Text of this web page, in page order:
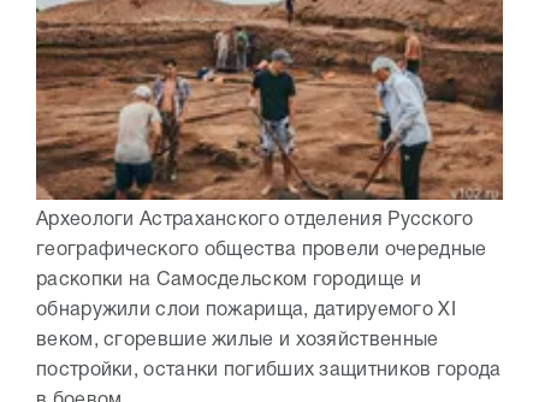
Археологи Астраханского отделения Русского
географического общества провели очередные
раскопки на Самосдельском городище и
обнаружили слои пожарища, датируемого XI
веком, сгоревшие жилые и хозяйственные
постройки, останки погибших защитников города